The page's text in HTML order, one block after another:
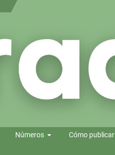
Números Cómo publicar